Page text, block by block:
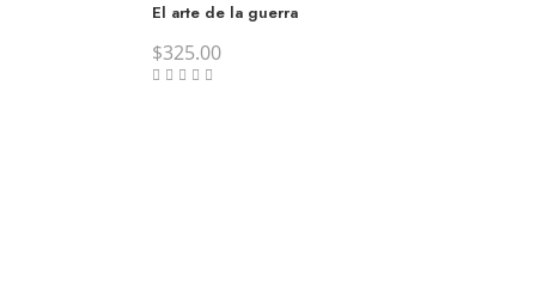
El arte de la guerra
$325.00